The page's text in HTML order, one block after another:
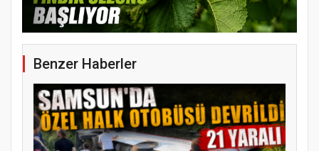
ÜYE KATILIM PROGRAMI
Benzer Haberler